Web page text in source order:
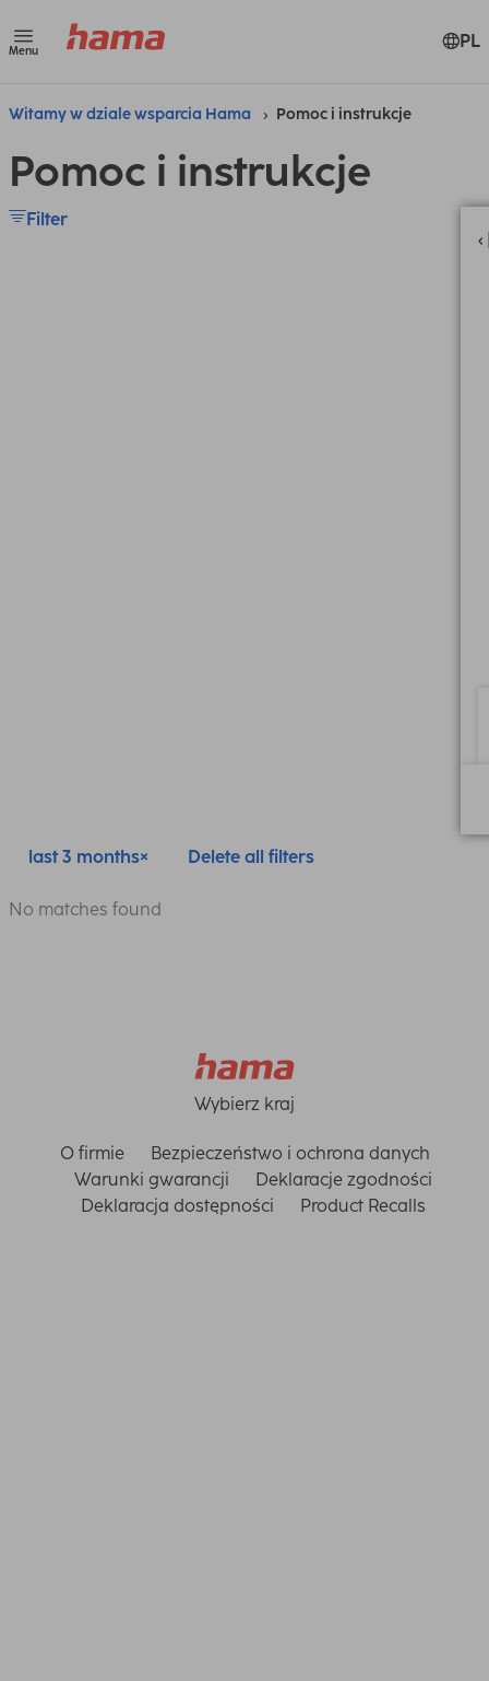
Menu PL
Witamy w dziale wsparcia Hama Pomoc i instrukcje
Pomoc i instrukcje
Filter
last 3 months Delete all filters
No matches found
Wybierz kraj
O firmie
Bezpieczeństwo i ochrona danych
Warunki gwarancji
Deklaracje zgodności
Deklaracja dostępności
Product Recalls